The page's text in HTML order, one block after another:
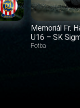
Memoriál Fr.
U16 – SK
Fotbal